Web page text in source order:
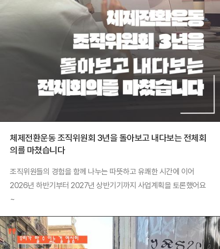
체제전환운동 조직위원회 3년을 돌아보고 내다보는 전체회
의를 마쳤습니다
조직위원들의 경험을 함께 나누는 따뜻하고 유쾌한 시간에 이어
2026년 하반기부터 2027년 상반기기까지 사업계획을 토론했어요
~